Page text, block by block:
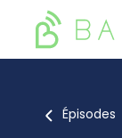
Épisodes